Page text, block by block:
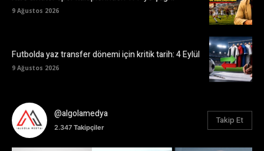
9 Ağustos 2026
Futbolda yaz transfer dönemi için kritik tarih: 4 Eylül
9 Ağustos 2026
@algolamedya
2.347 Takipçiler
Takip Et